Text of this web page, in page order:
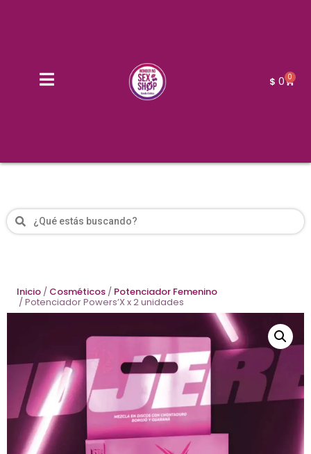
$ 0 0
Inicio / Cosméticos / Potenciador Femenino
/ Potenciador Powers’X x 2 unidades